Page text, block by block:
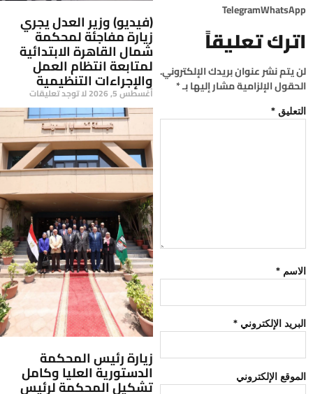
WhatsApp
Telegram
اترك تعليقاً
لن يتم نشر عنوان بريدك الإلكتروني.
الحقول الإلزامية مشار إليها بـ*
التعليق *
الاسم *
البريد الإلكتروني *
الموقع الإلكتروني
(فيديو) وزير العدل يجري
زيارة مفاجئة لمحكمة
شمال القاهرة الابتدائية
لمتابعة انتظام العمل
والإجراءات التنظيمية
أغسطس 5, 2026 لا توجد تعليقات
زيارة رئيس المحكمة
الدستورية العليا وكامل
تشكيل المحكمة لرئيس